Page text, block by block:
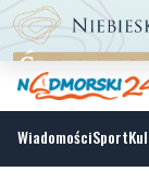
WiadomościSport